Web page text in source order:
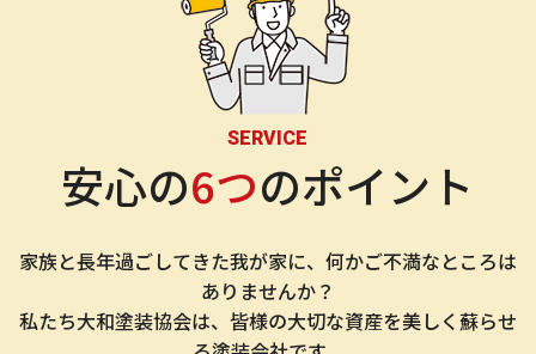
SERVICE
安心の6つのポイント
家族と長年過ごしてきた我が家に、何かご不満なところは
ありませんか？
私たち大和塗装協会は、皆様の大切な資産を美しく蘇らせ